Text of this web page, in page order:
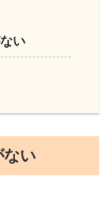
い
ない